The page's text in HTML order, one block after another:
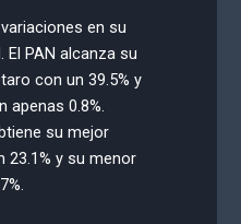
en su
PAN alcanza su
con un 39.5% y
apenas 0.8%.
su mejor
23.1% y su menor